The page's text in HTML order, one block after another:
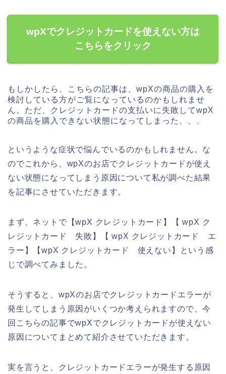
wpXでクレジットカードを使えない方は
こちらをクリック
もしかしたら、こちらの記事は、wpXの商品の購入を
検討している方がご覧になっているのかもしれませ
ん。ただ、クレジットカードの支払いに失敗してwpX
の商品を購入できない状態になってしまった、、、
というような症状で悩んでいるのかもしれません。な
のでこれから、wpXのお店でクレジットカードが使え
ない状態になってしまう原因について私が調べた結果
を記事にさせていただきます。
まず、ネットで【wpX クレジットカード】【 wpX ク
レジットカード 失敗】【 wpX クレジットカード エ
ラー】【wpX クレジットカード 使えない】という感
じで調べてみました。
そうすると、wpXのお店でクレジットカードエラーが
発生してしまう原因がいくつか考えられますので、今
回こちらの記事でwpXでクレジットカードが使えない
原因についてまとめて紹介させていただきます。
実を言うと、クレジットカードエラーが発生する原因